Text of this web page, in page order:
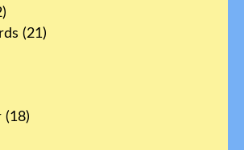
(21)
(18)